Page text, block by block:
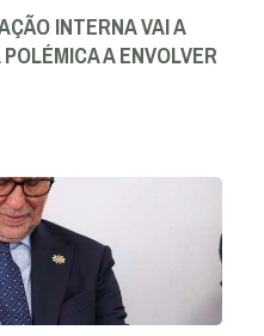
INTERNA VAI A
A ENVOLVER